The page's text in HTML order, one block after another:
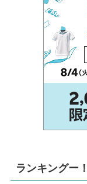
ランキングー